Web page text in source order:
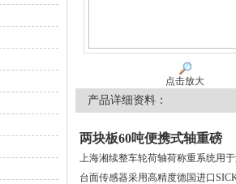
点击放大
产品详细资料：
两块板60吨便携式轴重磅
上海湘续整车轮荷轴荷称重系统用
台面传感器采用高精度德国进口